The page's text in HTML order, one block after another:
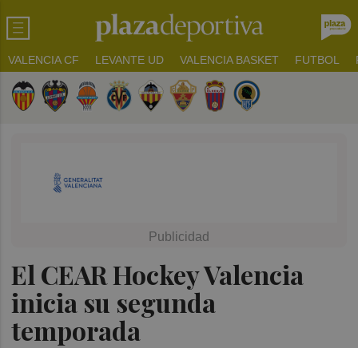
VALENCIA CF LEVANTE UD VALENCIA BASKET FUTBOL
El CEAR Hockey Valencia
inicia su segunda
temporada